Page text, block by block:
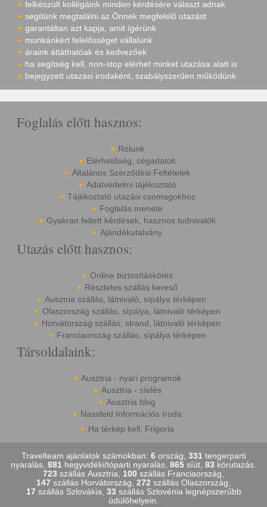
felkészült kollégáink minden kérdésére választ adnak
segítünk megtalálni az Önnek megfelelő utazást
garantáltan azt kapja, amit ígérünk
munkánkért felelősséget vállalunk
áraink átláthatóak és kedvezőek
ha segítség kell, non-stop elérhet minket utazása alatt is
bejegyzett utazási irodaként, szabályszerűen működünk
Foglalás előtt hasznos:
Rólunk
Elérhetőség, cégadatok
Általános Szerződési Feltételek
Adatvédelmi tájékoztató
Tájékoztató utazási csomagokhoz
Foglalás menete
Gyakran feltett kérdések, hasznos tudnivalók
Ajándékutalvány
Utazás előtt hasznos:
Online biztosításkötés
Részletes szállás kereső
Ausztria szállás, látnivaló, sípálya térképen
Olaszország szállás, sípálya, látnivaló térképen
Horvátország szállás, strand, látnivaló térképen
Franciaország szállás, sípálya térképen
Társoldalaink:
Ausztria - nyári programok
Ausztria - síelés
Ausztria blog
Nassfeld Információs Iroda
Ha térkép kell: Frigoria
Travelteam ajánlatok számokban: 6ország, 331 tengerparti
nyaralás, 881 hegyvidéki/tóparti nyaralás, 865 síút, 83 körutazás.
723 szállás Ausztria, 100 szállás Franciaország,
147 szállás Horvátország, 272 szállás Olaszország,
17 szállás Szlovákia, 33 szállás Szlovénia legnépszerűbb
üdülőhelyein.